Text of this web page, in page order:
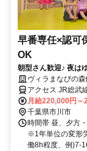
早番専任×認
OK
朝型さん歓迎♪ 夜は
けど正社員で働きた
ヴィラまなびの
アクセス JR総武
月給220,000円～
千葉県市川市
時間帯 昼、夕方
※1年単位の変形
働8h程度、例)7-